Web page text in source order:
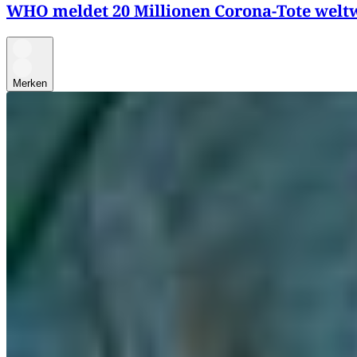
WHO meldet 20 Millionen Corona-Tote
Merken